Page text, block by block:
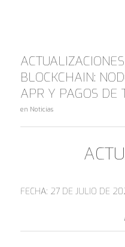
BLOCKCHAIN:
APR Y PAGOS DE
en Noticias
FECHA: 27 DE JULIO DE